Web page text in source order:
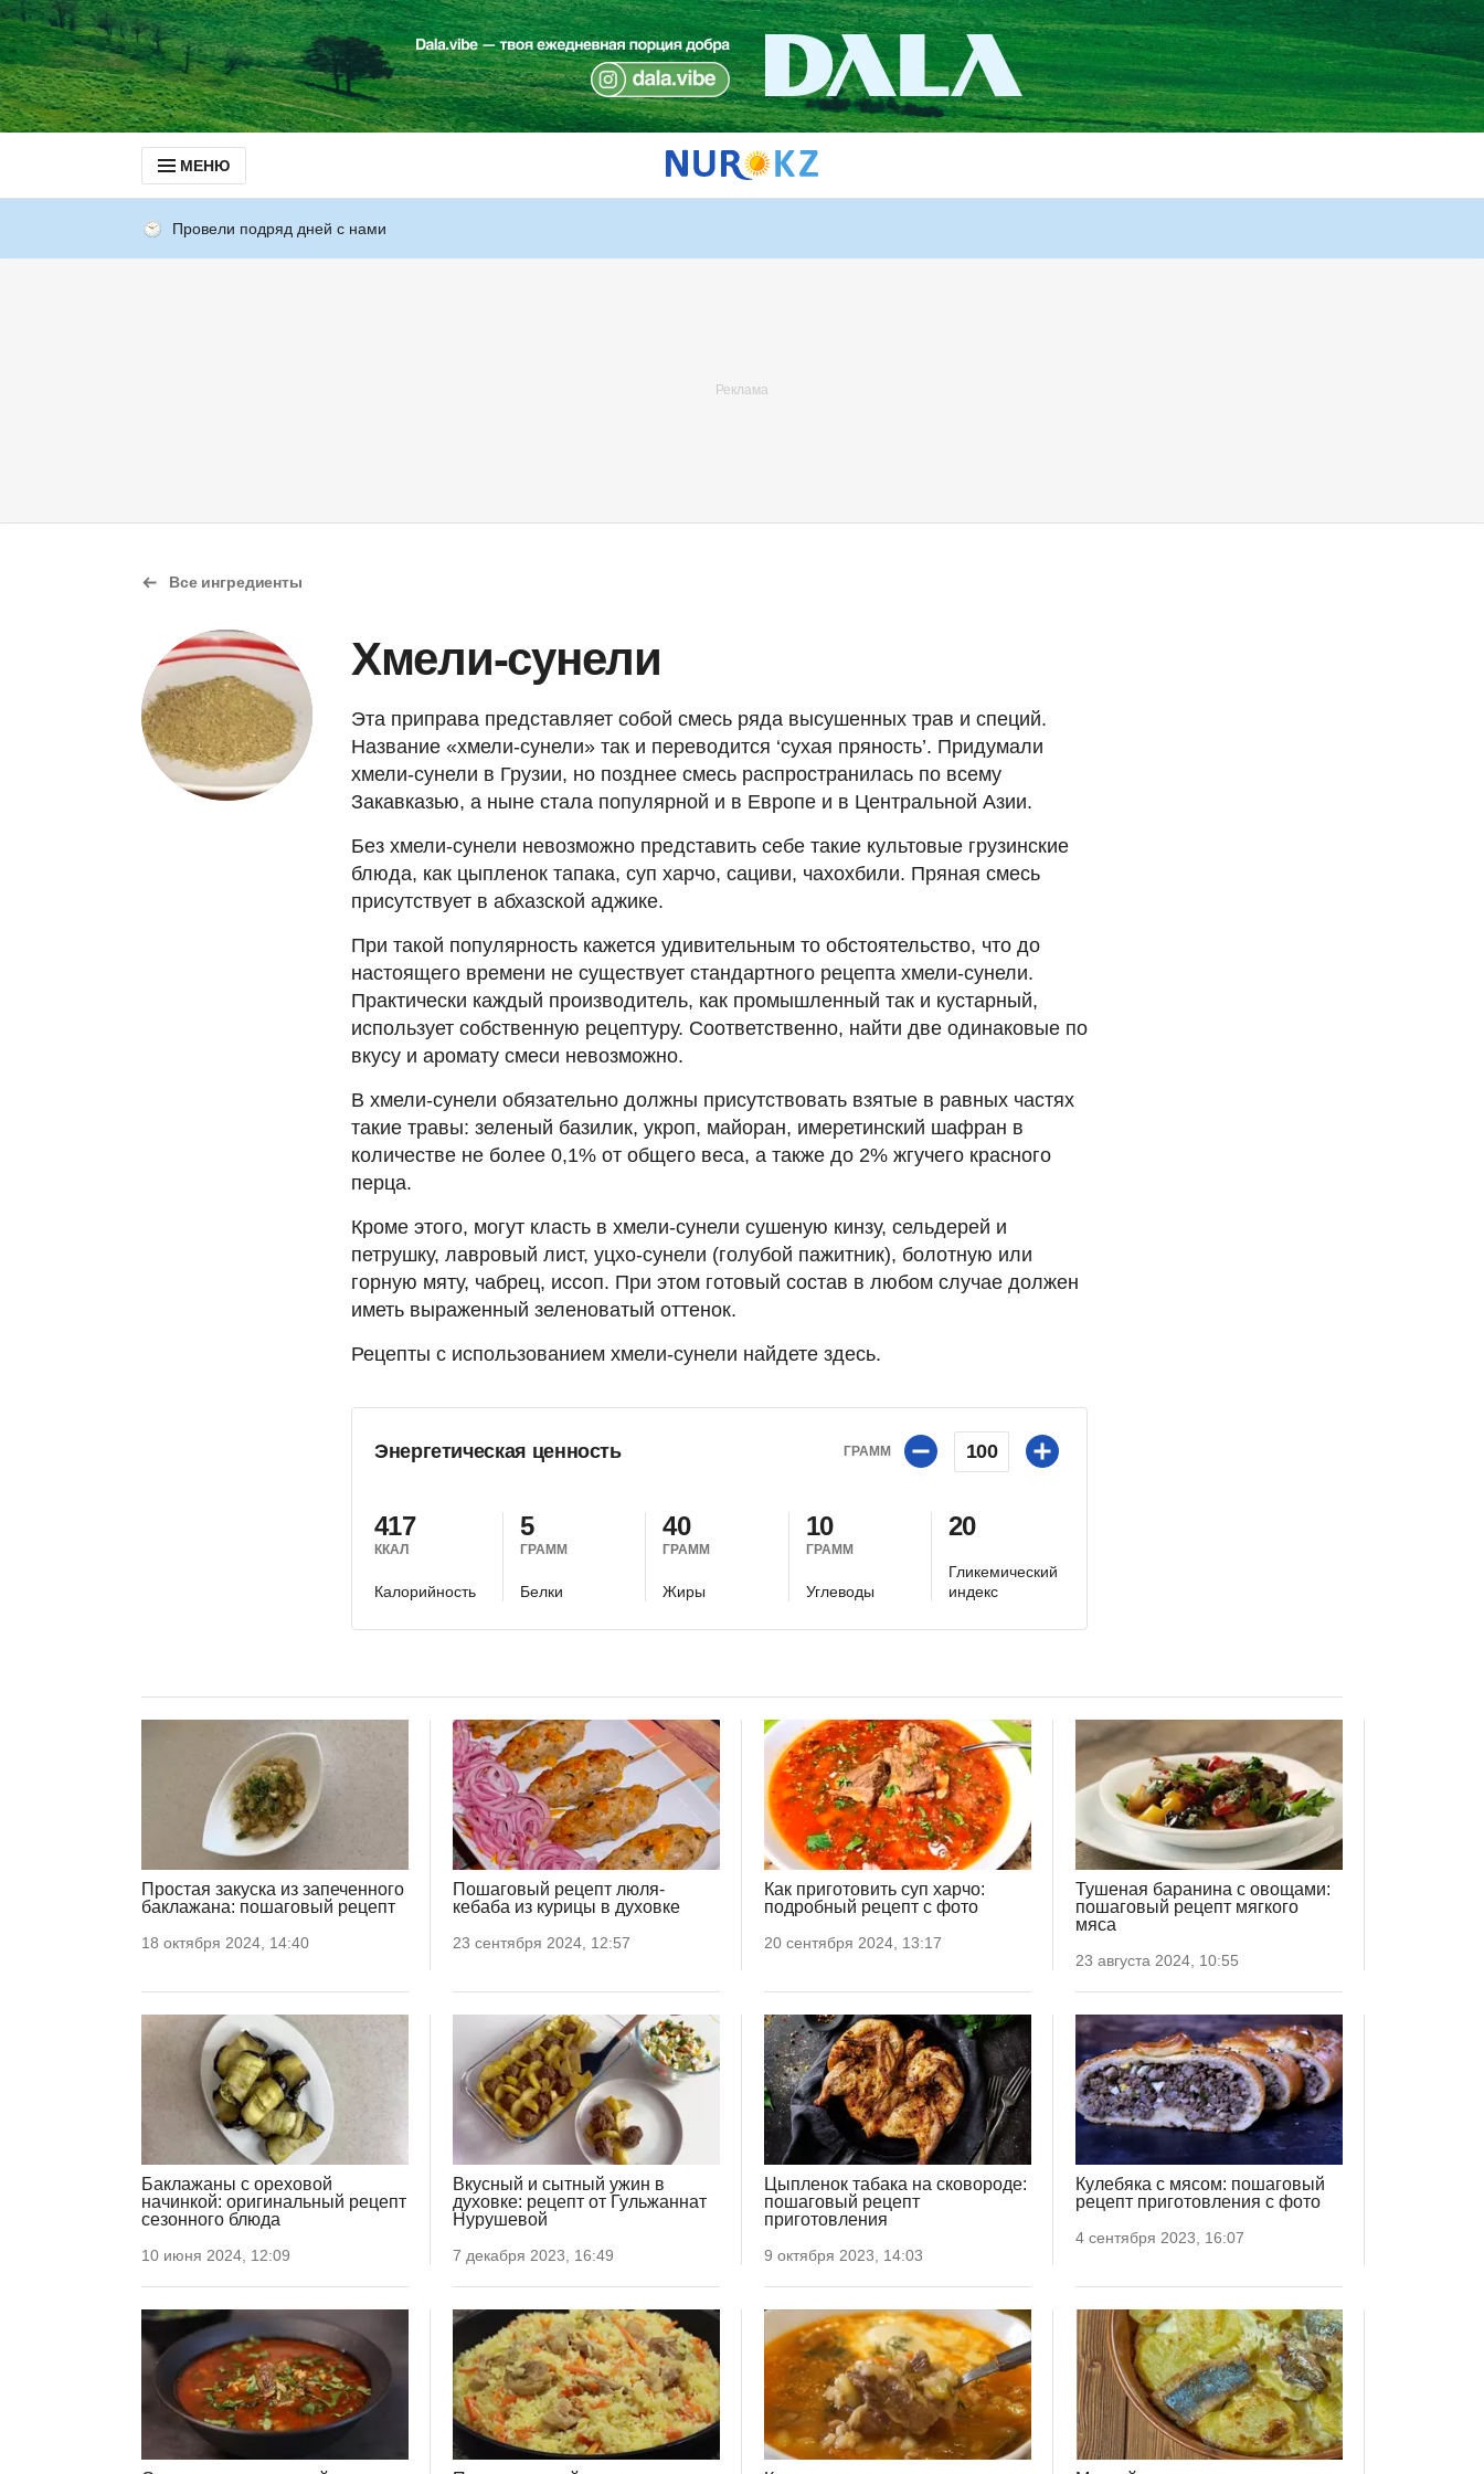
МЕНЮ
Провели подряд дней с нами
Все ингредиенты
Хмели-сунели
Эта приправа представляет собой смесь ряда высушенных трав и специй.
Название «хмели-сунели» так и переводится ‘сухая пряность’. Придумали
хмели-сунели в Грузии, но позднее смесь распространилась по всему
Закавказью, а ныне стала популярной и в Европе и в Центральной Азии.
Без хмели-сунели невозможно представить себе такие культовые грузинские
блюда, как цыпленок тапака, суп харчо, сациви, чахохбили. Пряная смесь
присутствует в абхазской аджике.
При такой популярность кажется удивительным то обстоятельство, что до
настоящего времени не существует стандартного рецепта хмели-сунели.
Практически каждый производитель, как промышленный так и кустарный,
использует собственную рецептуру. Соответственно, найти две одинаковые по
вкусу и аромату смеси невозможно.
В хмели-сунели обязательно должны присутствовать взятые в равных частях
такие травы: зеленый базилик, укроп, майоран, имеретинский шафран в
количестве не более 0,1% от общего веса, а также до 2% жгучего красного
перца.
Кроме этого, могут класть в хмели-сунели сушеную кинзу, сельдерей и
петрушку, лавровый лист, уцхо-сунели (голубой пажитник), болотную или
горную мяту, чабрец, иссоп. При этом готовый состав в любом случае должен
иметь выраженный зеленоватый оттенок.
Рецепты с использованием хмели-сунели найдете здесь.
Энергетическая ценность ГРАММ 100
417
ККАЛ
Калорийность
5
ГРАММ
Белки
40
ГРАММ
Жиры
10
ГРАММ
Углеводы
20
Гликемический
индекс
Простая закуска из запеченного
баклажана: пошаговый рецепт
18 октября 2024, 14:40
Пошаговый рецепт люля-
кебаба из курицы в духовке
23 сентября 2024, 12:57
Как приготовить суп харчо:
подробный рецепт с фото
20 сентября 2024, 13:17
Тушеная баранина с овощами:
пошаговый рецепт мягкого
мяса
23 августа 2024, 10:55
Баклажаны с ореховой
начинкой: оригинальный рецепт
сезонного блюда
10 июня 2024, 12:09
Вкусный и сытный ужин в
духовке: рецепт от Гульжаннат
Нурушевой
7 декабря 2023, 16:49
Цыпленок табака на сковороде:
пошаговый рецепт
приготовления
9 октября 2023, 14:03
Кулебяка с мясом: пошаговый
рецепт приготовления с фото
4 сентября 2023, 16:07